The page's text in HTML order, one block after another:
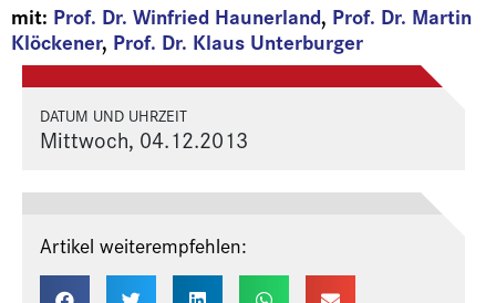
mit: Prof. Dr. Winfried Haunerland, Prof. Dr. Martin
Klöckener, Prof. Dr. Klaus Unterburger
DATUM UND UHRZEIT
Mittwoch, 04.12.2013
Artikel weiterempfehlen: